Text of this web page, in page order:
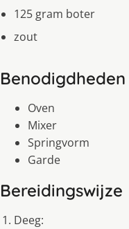
125 gram boter
zout
Benodigdheden
Oven
Mixer
Springvorm
Garde
Bereidingswijze
Deeg: